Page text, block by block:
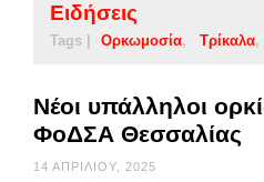
Ειδήσεις
Tags | Ορκωμοσία Τρίκαλα
Νέοι υπάλληλοι
ΦοΔΣΑ Θεσσαλίας
14 ΑΠΡΙΛΊΟΥ, 2025